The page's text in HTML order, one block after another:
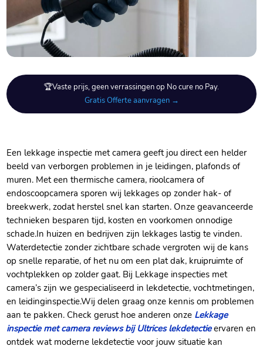
🏆Vaste prijs, geen verrassingen op No cure no Pay.
Gratis Offerte aanvragen →
Een lekkage inspectie met camera geeft jou direct een helder
beeld van verborgen problemen in je leidingen, plafonds of
muren.​ Met een thermische camera, rioolcamera of
endoscoopcamera sporen wij lekkages op zonder hak- of
breekwerk, zodat herstel snel kan starten.​ Onze geavanceerde
technieken besparen tijd, kosten en voorkomen onnodige
schade.​ In huizen en bedrijven zijn lekkages lastig te vinden.​
Waterdetectie zonder zichtbare schade vergroten wij de kans
op snelle reparatie, of het nu om een plat dak, kruipruimte of
vochtplekken op zolder gaat.​ Bij Lekkage inspecties met
camera’s zijn we gespecialiseerd in lekdetectie, vochtmetingen,
en leidinginspectie.​ Wij delen graag onze kennis om problemen
aan te pakken.​ Check gerust hoe anderen onze Lekkage
inspectie met camera reviews bij Ultrices lekdetectieervaren en
ontdek wat moderne lekdetectie voor jouw situatie kan